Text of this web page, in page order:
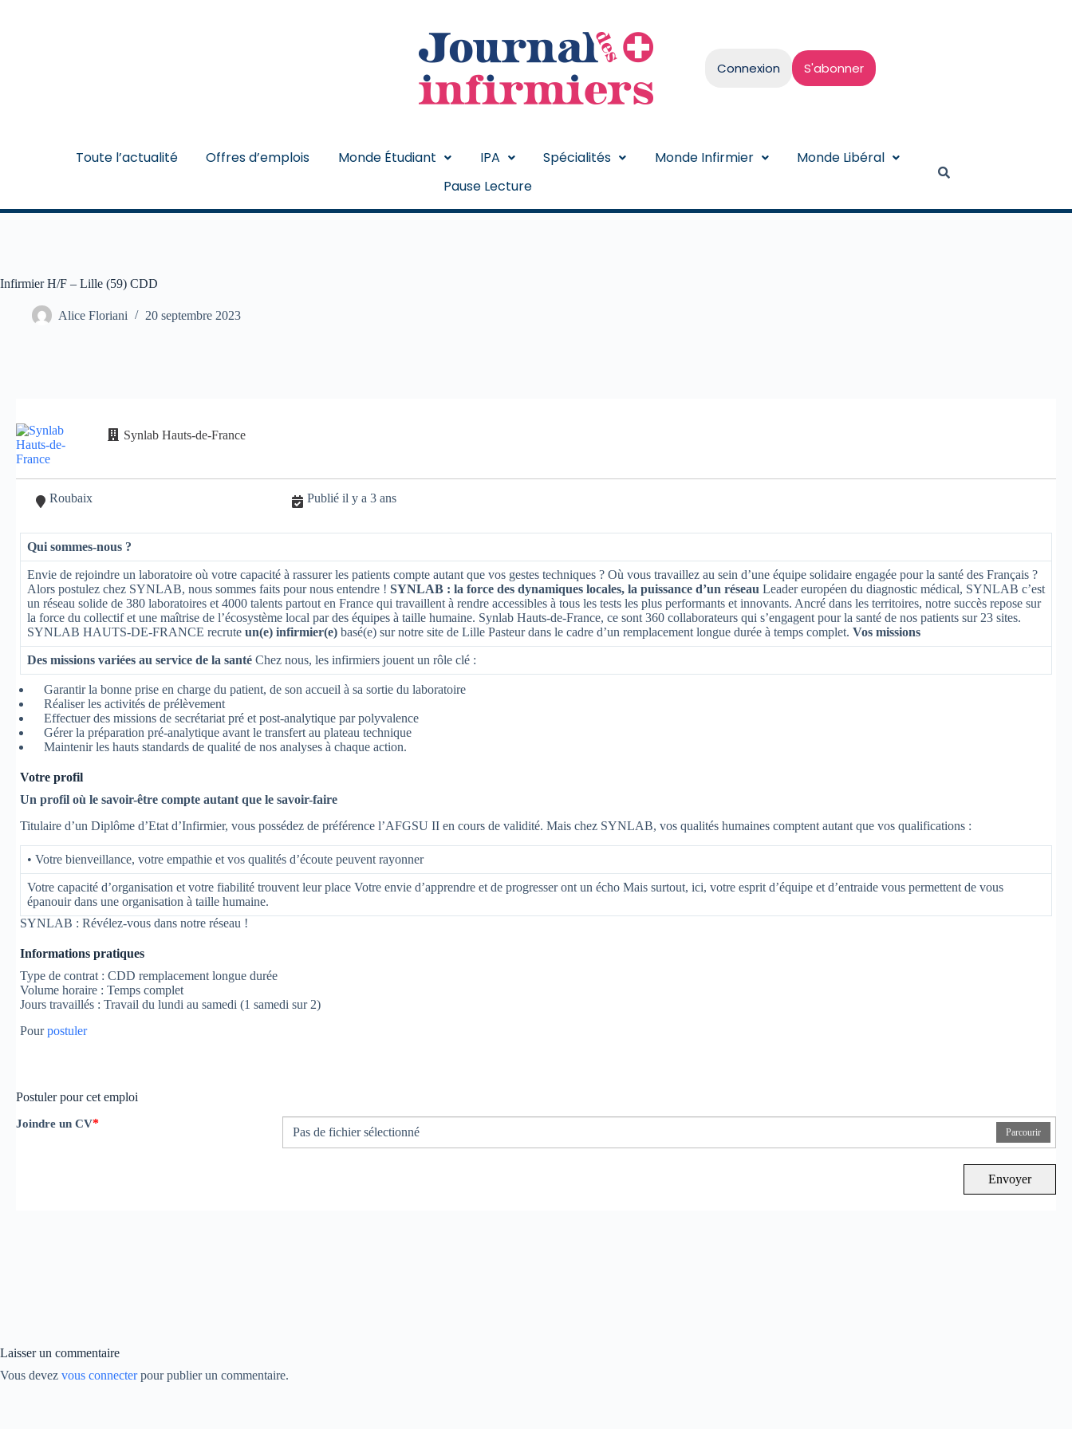
Connexion S'abonner
Toute l’actualité Offres d’emplois Monde Étudiant IPA Spécialités Monde Infirmier
Monde Libéral
Pause Lecture
Infirmier H/F – Lille (59) CDD
Alice Floriani 20 septembre 2023
Synlab Hauts-de-France
Roubaix Publié il y a 3 ans
Qui sommes-nous ?
Envie de rejoindre un laboratoire où votre capacité à rassurer les patients compte autant que vos gestes techniques ? Où vous travaillez au sein d’une équipe solidaire engagée pour la santé des Français ?
Alors postulez chez SYNLAB, nous sommes faits pour nous entendre ! SYNLAB : la force des dynamiques locales, la puissance d’un réseau Leader européen du diagnostic médical, SYNLAB c’est
un réseau solide de 380 laboratoires et 4000 talents partout en France qui travaillent à rendre accessibles à tous les tests les plus performants et innovants. Ancré dans les territoires, notre succès repose sur
la force du collectif et une maîtrise de l’écosystème local par des équipes à taille humaine. Synlab Hauts-de-France, ce sont 360 collaborateurs qui s’engagent pour la santé de nos patients sur 23 sites.
SYNLAB HAUTS-DE-FRANCE recrute un(e) infirmier(e) basé(e) sur notre site de Lille Pasteur dans le cadre d’un remplacement longue durée à temps complet. Vos missions
Des missions variées au service de la santé Chez nous, les infirmiers jouent un rôle clé :
Garantir la bonne prise en charge du patient, de son accueil à sa sortie du laboratoire
Réaliser les activités de prélèvement
Effectuer des missions de secrétariat pré et post-analytique par polyvalence
Gérer la préparation pré-analytique avant le transfert au plateau technique
Maintenir les hauts standards de qualité de nos analyses à chaque action.
Votre profil
Un profil où le savoir-être compte autant que le savoir-faire
Titulaire d’un Diplôme d’Etat d’Infirmier, vous possédez de préférence l’AFGSU II en cours de validité. Mais chez SYNLAB, vos qualités humaines comptent autant que vos qualifications :
• Votre bienveillance, votre empathie et vos qualités d’écoute peuvent rayonner
Votre capacité d’organisation et votre fiabilité trouvent leur place Votre envie d’apprendre et de progresser ont un écho Mais surtout, ici, votre esprit d’équipe et d’entraide vous permettent de vous
épanouir dans une organisation à taille humaine.
SYNLAB : Révélez-vous dans notre réseau !
Informations pratiques
Type de contrat : CDD remplacement longue durée
Volume horaire : Temps complet
Jours travaillés : Travail du lundi au samedi (1 samedi sur 2)
Pourpostuler
Postuler pour cet emploi
Joindre un CV*
Pas de fichier sélectionné Parcourir
Envoyer
Laisser un commentaire
Vous devez vous connecterpour publier un commentaire.